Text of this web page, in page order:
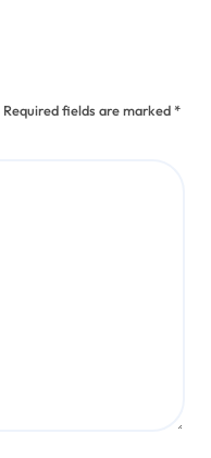
Required fields are marked*